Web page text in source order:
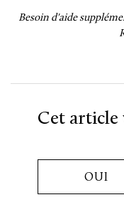
Besoin d'aide
Cet article
OUI